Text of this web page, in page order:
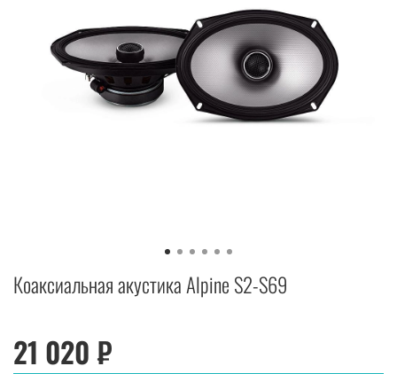
Коаксиальная акустика Alpine S2-S69
21 020 ₽